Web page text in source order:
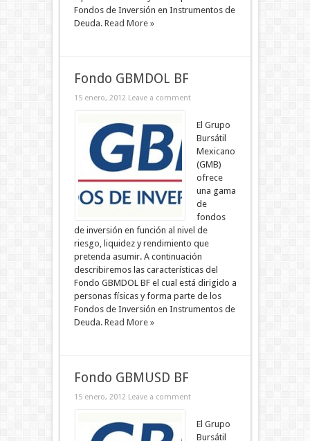
Fondos de Inversión en Instrumentos de
Deuda. Read More »
Fondo GBMDOL BF
15 enero, 2012 Leave a comment
El Grupo
Bursátil
Mexicano
(GMB)
ofrece
una gama
de
fondos
de inversión en función al nivel de
riesgo, liquidez y rendimiento que
pretenda asumir. A continuación
describiremos las características del
Fondo GBMDOL BF el cual está dirigido a
personas físicas y forma parte de los
Fondos de Inversión en Instrumentos de
Deuda. Read More »
Fondo GBMUSD BF
15 enero, 2012 Leave a comment
El Grupo
Bursátil